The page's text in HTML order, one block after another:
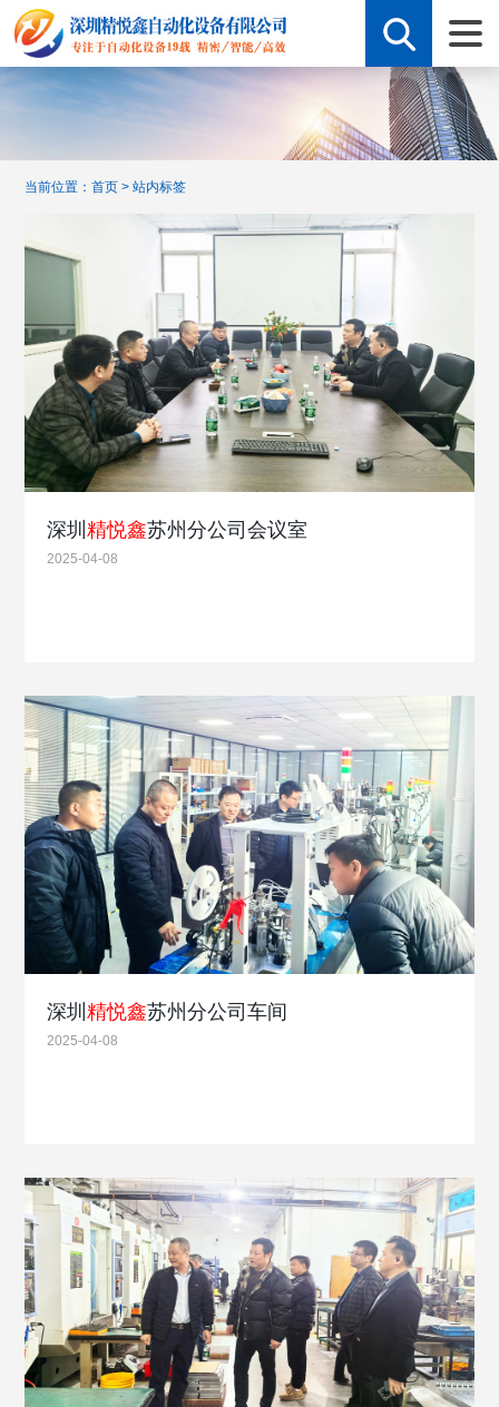
当前位置：首页 >站内标签
深圳精悦鑫苏州分公司会议室
2025-04-08
深圳精悦鑫苏州分公司车间
2025-04-08